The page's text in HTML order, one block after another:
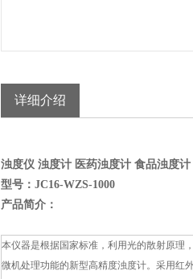
详细介绍
浊度仪 浊度计 医药浊度计 食品浊度计
型号：JC16-WZS-1000
产品简介：
本仪器是根据国家标准，利用光的散射原理
微机处理功能的新型高精度浊度计。采用红